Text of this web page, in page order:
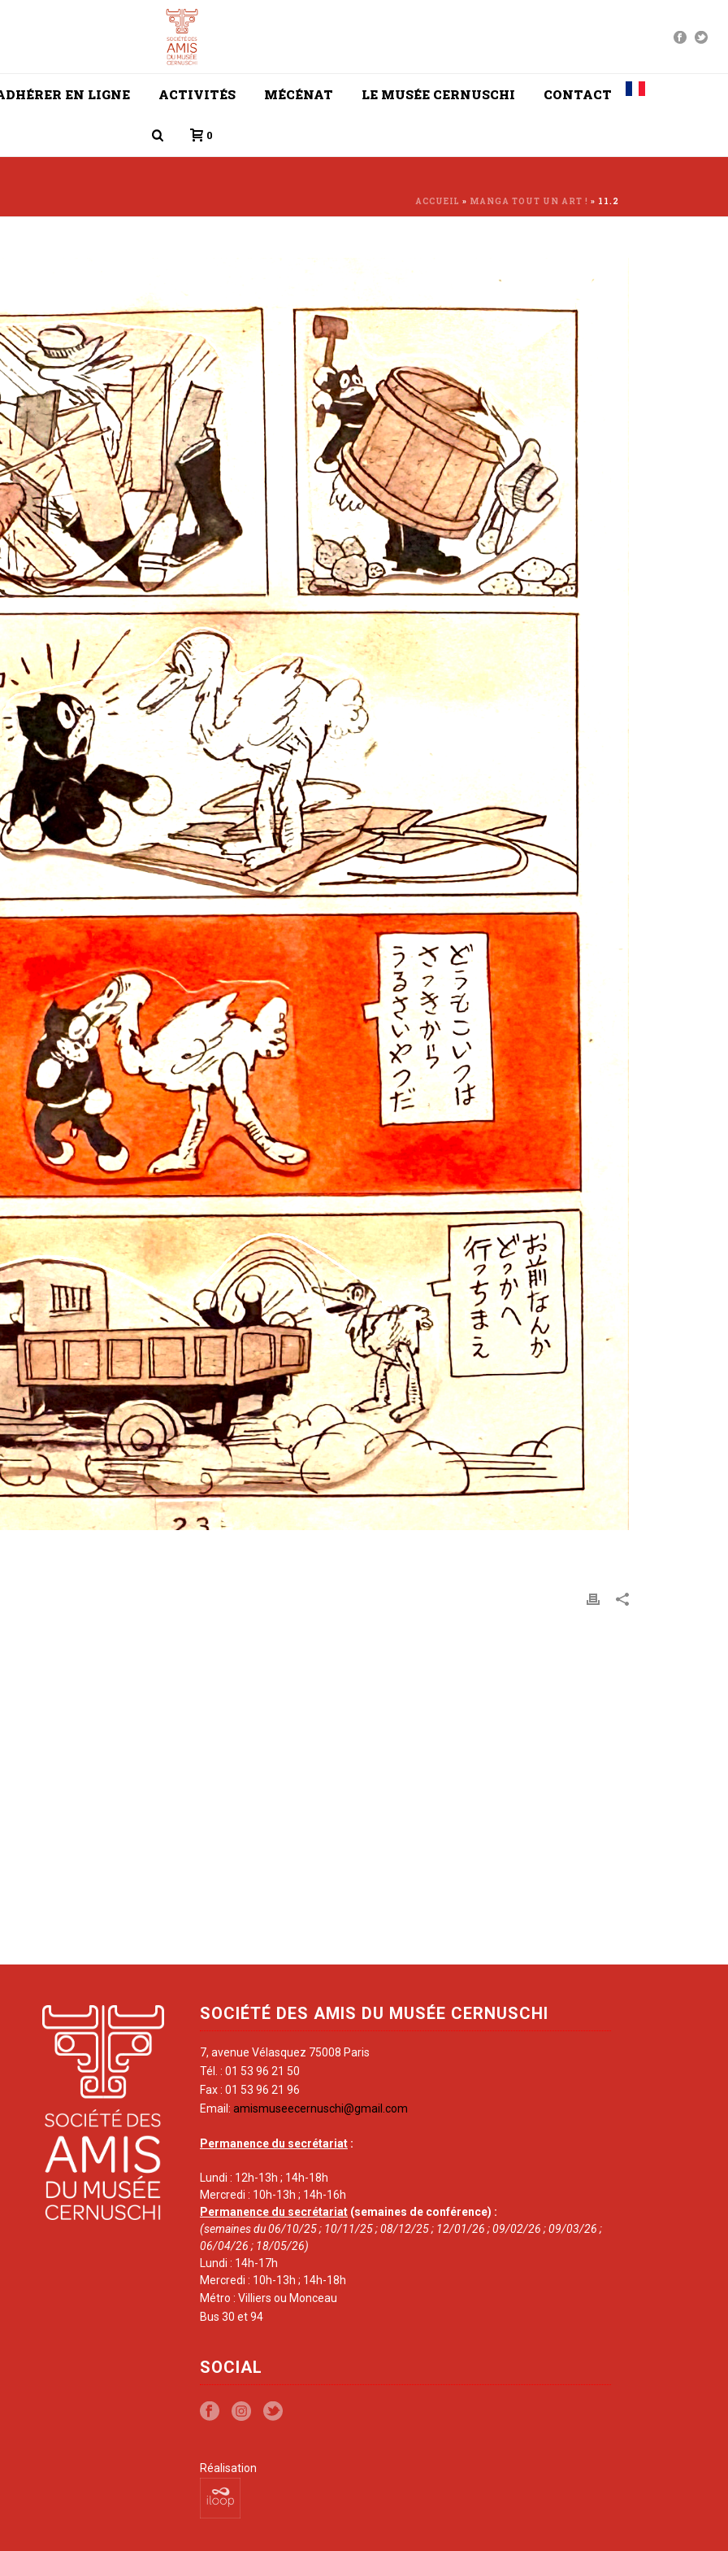
EN LIGNE ACTIVITÉS MÉCÉNAT LE MUSÉE CERNUSCHI CONTACT
0
ACCUEIL » MANGA TOUT UN ART ! » 11.2
SOCIÉTÉ DES AMIS DU MUSÉE CERNUSCHI
7, avenue Vélasquez 75008 Paris
Tél. : 01 53 96 21 50
Fax : 01 53 96 21 96
Email: amismuseecernuschi@gmail.com
Permanence du secrétariat :
Lundi : 12h-13h ; 14h-18h
Mercredi : 10h-13h ; 14h-16h
Permanence du secrétariat (semaines de conférence) :
(semaines du 06/10/25 ; 10/11/25 ; 08/12/25 ; 12/01/26 ; 09/02/26 ; 09/03/26 ;
06/04/26 ; 18/05/26)
Lundi : 14h-17h
Mercredi : 10h-13h ; 14h-18h
Métro : Villiers ou Monceau
Bus 30 et 94
SOCIAL
Réalisation